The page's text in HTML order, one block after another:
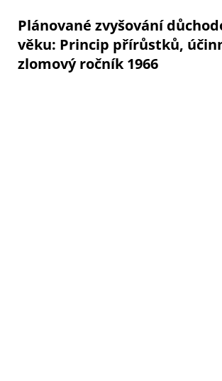
Plánované zvyšování
věku: Princip přírůstků,
zlomový ročník 1966